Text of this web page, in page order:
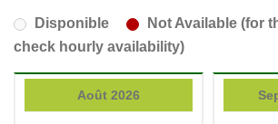
Disponible
Not Available (for
check hourly availability)
Août 2026